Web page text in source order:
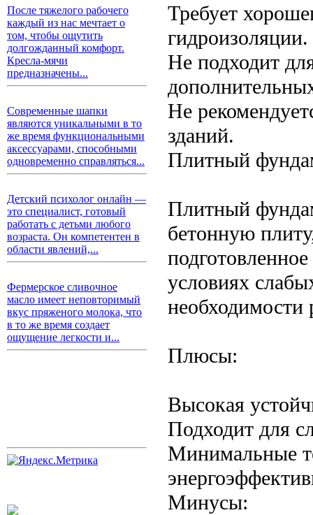
После тяжелого рабочего
каждый из нас мечтает о
том, чтобы ощутить
долгожданный комфорт.
Кресла-мячи
предназначены...
Современные шапки
являются уникальными в то
же время функциональными
аксессуарами, способными
одновременно справляться...
Детский психолог онлайн —
это специалист, готовый
работать с детьми любого
возраста. Он компетентен в
области явлений,...
Фермерское сливочное
масло имеет неповторимый
вкус пряженого молока, что
в то же время создает
ощущение легкости и...
Требует
гидроизоляции.
Не подходит
Не
зданий.
Плитный
Плитный
бетонную
условиях
необходимости
Плюсы:
Высокая
Подходит для
Минимальные
Минусы: